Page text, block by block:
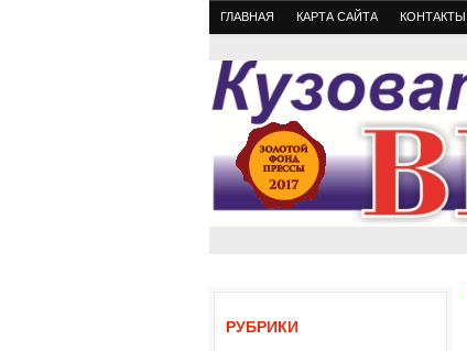
ГЛАВНАЯ КАРТА САЙТА КОНТАКТЫ
РУБРИКИ